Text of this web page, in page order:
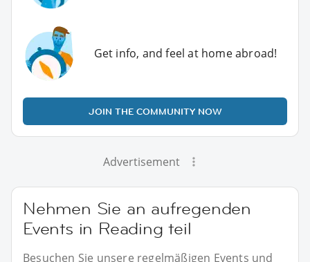
Get info, and feel at home abroad!
JOIN THE COMMUNITY NOW
Advertisement
Nehmen Sie an aufregenden
Events in Reading teil
Besuchen Sie unsere regelmäßigen Events und